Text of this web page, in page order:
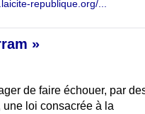
republique.org/...
»
de faire échouer, par
loi consacrée à la